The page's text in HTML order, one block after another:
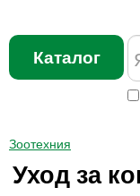
Каталог
Зоотехния
Уход за